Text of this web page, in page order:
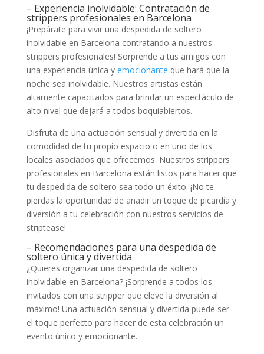
– Experiencia ⁣inolvidable: ​Contratación de‍
strippers profesionales en ⁤Barcelona
¡Prepárate para vivir una ⁣despedida de soltero
inolvidable en Barcelona contratando a⁣ nuestros
⁤strippers ‍profesionales! ​Sorprende a tus amigos con
una experiencia única y ​ emocionante ⁣que hará que la
noche⁢ sea inolvidable. ‍Nuestros artistas ⁤están
altamente⁢ capacitados⁤ para brindar un espectáculo de​
alto‍ nivel‍ que dejará a todos boquiabiertos.
Disfruta de ⁢una actuación sensual⁤ y⁤ divertida en ⁢la
comodidad de‌ tu propio espacio o en‍ uno de‌ los
locales ⁢asociados⁤ que⁢ ofrecemos. Nuestros strippers
profesionales en Barcelona están listos para hacer⁣ que
tu despedida ‍de ⁤soltero⁤ sea todo un éxito. ‍¡No te
pierdas la oportunidad de añadir un ⁢toque de⁢ picardía y
diversión​ a tu celebración con nuestros servicios de
⁣striptease!
– Recomendaciones para ⁤una ⁢despedida de
soltero única ​y divertida
¿Quieres ‌organizar una despedida de⁤ soltero
inolvidable ‍en‍ Barcelona? ¡Sorprende⁤ a⁣ todos los
invitados con ‍una⁢ stripper que eleve la diversión al
⁤máximo! Una⁢ actuación ‍sensual y divertida puede ser
el ⁤toque⁢ perfecto para ⁣hacer de esta ⁣celebración un
evento único y ⁣emocionante.